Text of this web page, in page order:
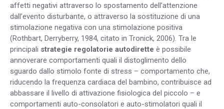
affetti negativi attraverso lo spostamento dell’attenzione
dall’evento disturbante, o attraverso la sostituzione di una
stimolazione negativa con una stimolazione positiva
(Rothbart, Derryberry, 1984, citato in Tronick, 2006). Tra le
principali strategie regolatorie autodirette è possibile
annoverare comportamenti quali il distoglimento dello
sguardo dallo stimolo fonte di stress – comportamento che,
riducendo la frequenza cardiaca del bambino, contribuisce ad
abbassare il livello di attivazione fisiologica del piccolo – e
comportamenti auto-consolatori e auto-stimolatori quali il